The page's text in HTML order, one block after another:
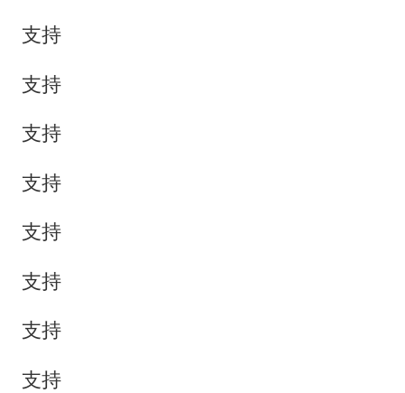
支持
支持
支持
支持
支持
支持
支持
支持